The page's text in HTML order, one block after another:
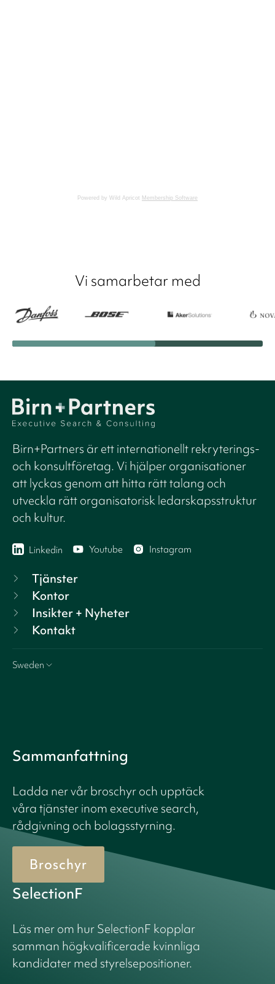
Powered by Wild Apricot Membership Software
Vi samarbetar med
Birn+Partners är ett internationellt rekryterings-
och konsultföretag. Vi hjälper organisationer
att lyckas genom att hitta rätt talang och
utveckla rätt organisatorisk ledarskapsstruktur
och kultur.
Linkedin Youtube Instagram
Tjänster
Kontor
Insikter + Nyheter
Kontakt
Sweden
Sammanfattning
Ladda ner vår broschyr och upptäck
våra tjänster inom executive search,
rådgivning och bolagsstyrning.
Broschyr
SelectionF
Läs mer om hur SelectionF kopplar
samman högkvalificerade kvinnliga
kandidater med styrelsepositioner.